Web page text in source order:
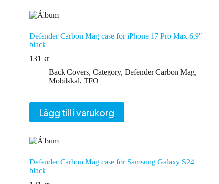
Defender Carbon Mag case for iPhone 17 Pro Max 6,9″
black
131 kr
Back Covers, Category, Defender Carbon Mag,
Mobilskal, TFO
Lägg till i varukorg
Defender Carbon Mag case for Samsung Galaxy S24
black